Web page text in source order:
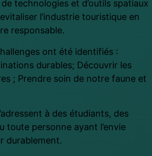
technologies et d’outils spatiaux
l’industrie touristique en
responsable.
ont été identifiés :
durables; Découvrir les
; Prendre soin de notre faune et
à des étudiants, des
toute personne ayant l’envie
durablement.